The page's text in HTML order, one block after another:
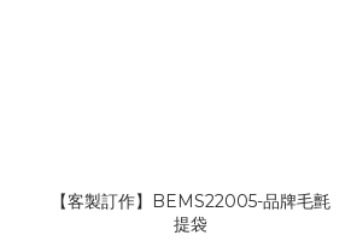
【客製訂作】BEMS22005-品牌毛氈
提袋